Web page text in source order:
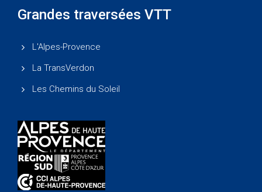
Grandes traversées VTT
L'Alpes-Provence
La TransVerdon
Les Chemins du Soleil